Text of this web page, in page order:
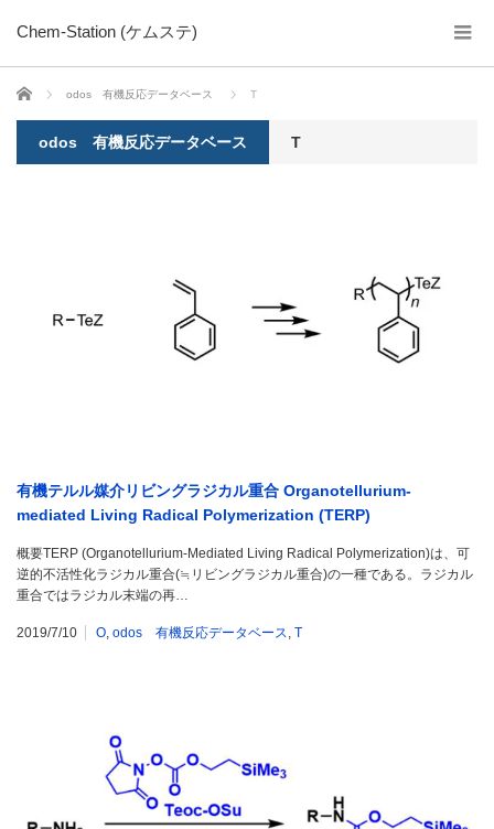
Chem-Station (ケムステ)
ホーム odos 有機反応データベース T
odos 有機反応データベース T
有機テルル媒介リビングラジカル重合 Organotellurium-
mediated Living Radical Polymerization (TERP)
概要TERP (Organotellurium-Mediated Living Radical Polymerization)は、可
逆的不活性化ラジカル重合(≒リビングラジカル重合)の一種である。ラジカル
重合ではラジカル末端の再…
2019/7/10 O, odos 有機反応データベース, T